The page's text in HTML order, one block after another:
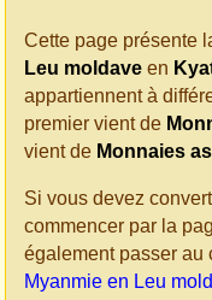
Cette page présente
Leu moldave en
appartiennent à
premier vient de
vient de Monnaies
Si vous devez
commencer par la
également passer au
Myanmie en Leu